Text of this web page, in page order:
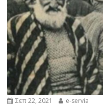
Σεπ 22, 2021 e-servia